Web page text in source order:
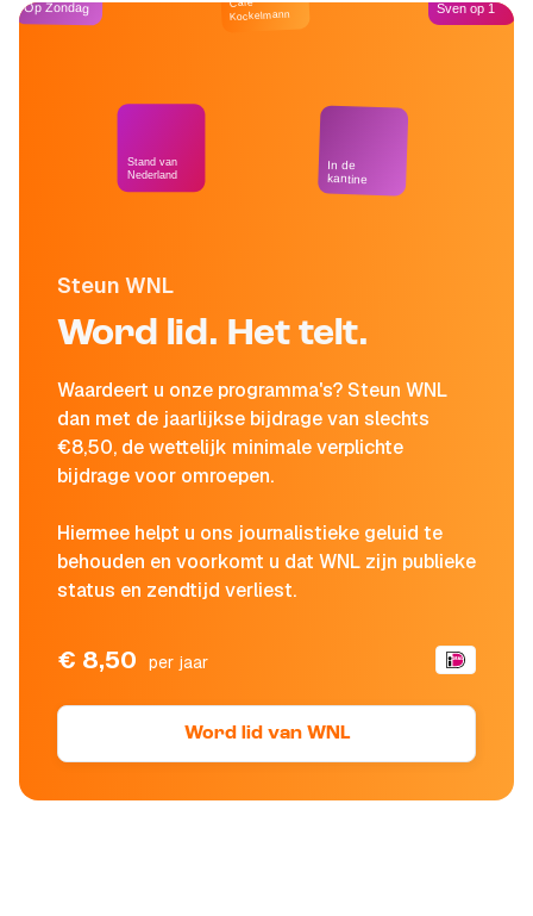
Steun WNL
Word lid. Het telt.
Waardeert u onze programma's? Steun WNL
dan met de jaarlijkse bijdrage van slechts
€8,50, de wettelijk minimale verplichte
bijdrage voor omroepen.
Hiermee helpt u ons journalistieke geluid te
behouden en voorkomt u dat WNL zijn publieke
status en zendtijd verliest.
€ 8,50 per jaar
Word lid van WNL
Op Zondag
Stand van
Nederland
Café
Kockelmann
In de
kantine
Sven op 1